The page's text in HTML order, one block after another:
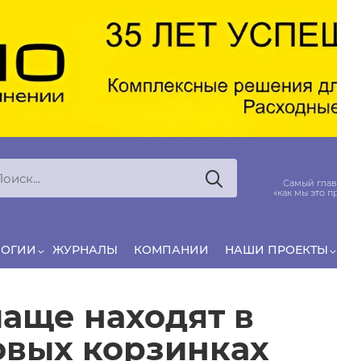
что еда — источник удовольствия,
вокруг…
Самый
«как мы это
ЖУРНАЛЫ КОМПАНИИ НАШИ ПРОЕКТЫ
находят в
корзинках